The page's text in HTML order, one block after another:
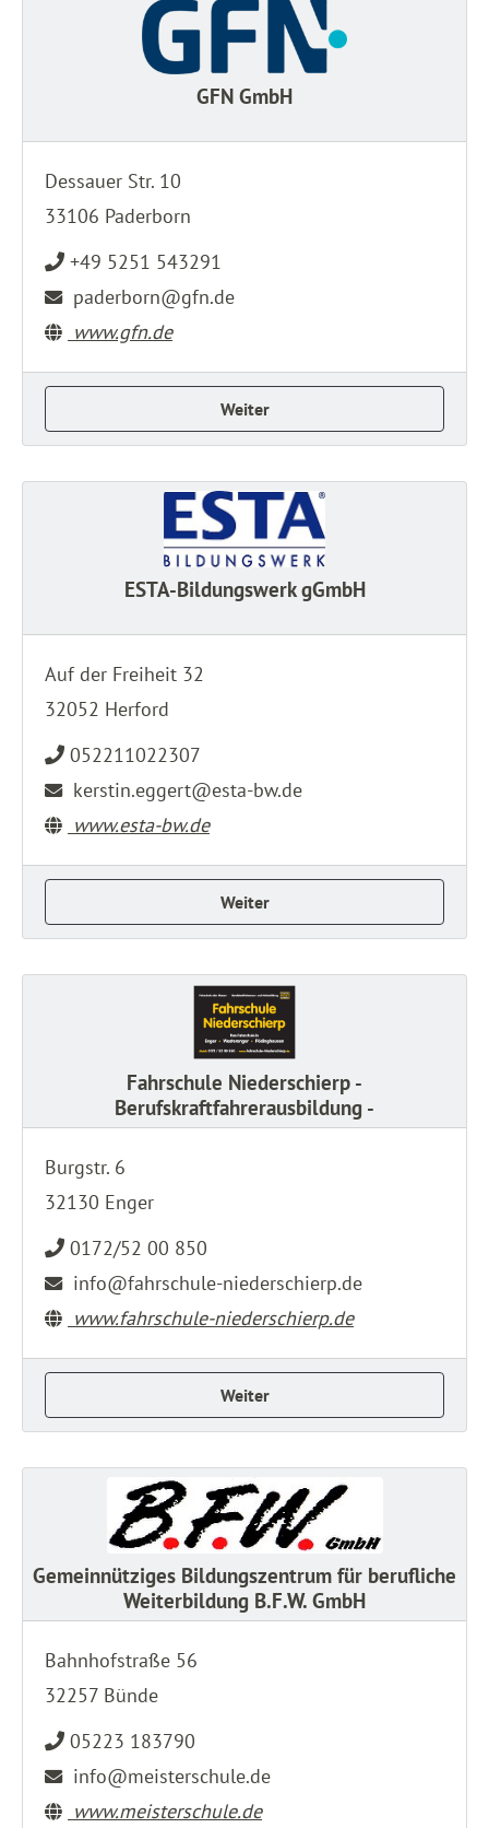
GFN GmbH
Dessauer Str. 10
33106 Paderborn
+49 5251 543291
paderborn@gfn.de
www.gfn.de
Weiter
ESTA-Bildungswerk gGmbH
Auf der Freiheit 32
32052 Herford
052211022307
kerstin.eggert@esta-bw.de
www.esta-bw.de
Weiter
Fahrschule Niederschierp -
Berufskraftfahrerausbildung -
Burgstr. 6
32130 Enger
0172/52 00 850
info@fahrschule-niederschierp.de
www.fahrschule-niederschierp.de
Weiter
Gemeinnütziges Bildungszentrum für berufliche
Weiterbildung B.F.W. GmbH
Bahnhofstraße 56
32257 Bünde
05223 183790
info@meisterschule.de
www.meisterschule.de